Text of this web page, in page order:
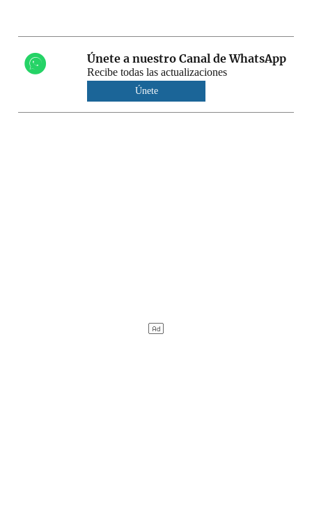
Únete a nuestro Canal de WhatsApp
Recibe todas las actualizaciones
Únete